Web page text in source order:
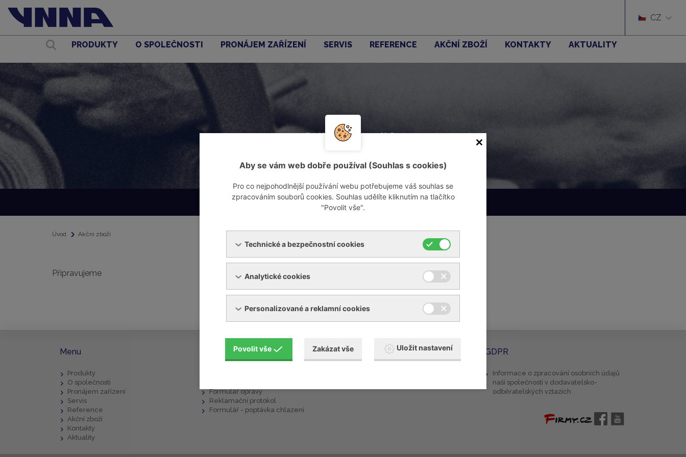
CZ
PRODUKTY O SPOLEČNOSTI PRONÁJEM ZAŘÍZENÍ SERVIS REFERENCE AKČNÍ ZBOŽÍ KONTAKTY AKTUALITY
Akční zboží
Úvod Akční zboží
Připravujeme
Menu
Produkty
O společnosti
Pronájem zařízení
Servis
Reference
Akční zboží
Kontakty
Aktuality
Ke stažení
Formulář opravy
Reklamační protokol
Formulář - poptávka chlazení
Služby - jiné GDPR
Informace o zpracování osobních údajů
naší společností v dodavatelsko-
odběratelských vztazích
Aby se vám web dobře používal (Souhlas s cookies)
Pro co nejpohodlnější používání webu potřebujeme váš souhlas se
zpracováním souborů cookies. Souhlas udělíte kliknutím na tlačítko
"Povolit vše".
Technické a bezpečnostní cookies
Analytické cookies
Personalizované a reklamní cookies
Povolit vše Zakázat vše Uložit nastavení